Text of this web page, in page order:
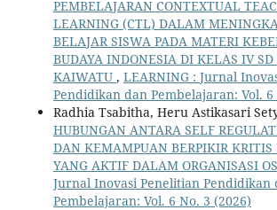
PEMBELAJARAN CONTEXTUAL
LEARNING (CTL) DALAM
BELAJAR SISWA PADA MATERI
BUDAYA INDONESIA DI KELAS IV
KAIWATU , LEARNING : Jurnal
Pendidikan dan Pembelajaran: Vol. 6
Radhia Tsabitha, Heru Astikasari
HUBUNGAN ANTARA SELF
DAN KEMAMPUAN BERPIKIR KRITIS
YANG AKTIF DALAM ORGANISASI
Jurnal Inovasi Penelitian Pendidikan
Pembelajaran: Vol. 6 No. 3 (2026)